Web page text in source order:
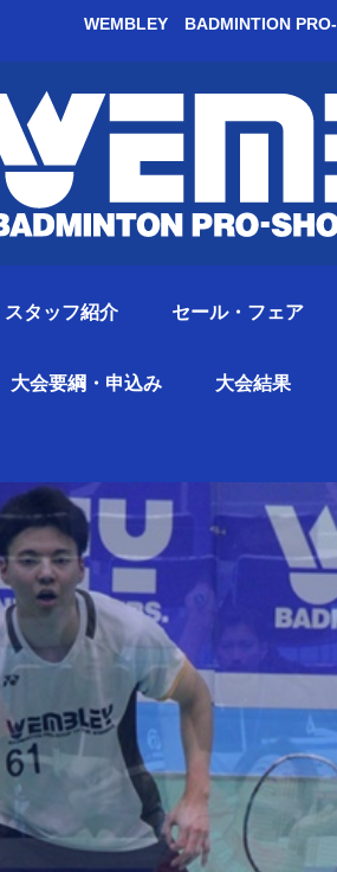
WEMBLEY BADMINTION PRO-
スタッフ紹介 セール・フェア
大会要綱・申込み 大会結果